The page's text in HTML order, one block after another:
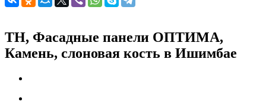
ТН, Фасадные панели ОПТИМА,
Камень, слоновая кость в Ишимбае